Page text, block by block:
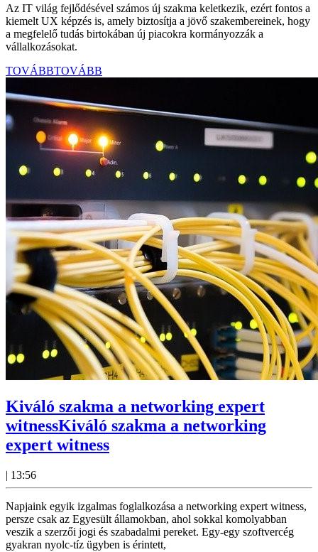
Az IT világ fejlődésével számos új szakma keletkezik, ezért fontos a
kiemelt UX képzés is, amely biztosítja a jövő szakembereinek, hogy
a megfelelő tudás birtokában új piacokra kormányozzák a
vállalkozásokat.
TOVÁBBTOVÁBB
Kiváló szakma a networking expert
witnessKiváló szakma a networking
expert witness
| 13:56
Napjaink egyik izgalmas foglalkozása a networking expert witness,
persze csak az Egyesült államokban, ahol sokkal komolyabban
veszik a szerzői jogi és szabadalmi pereket. Egy-egy szoftvercég
gyakran nyolc-tíz ügyben is érintett,